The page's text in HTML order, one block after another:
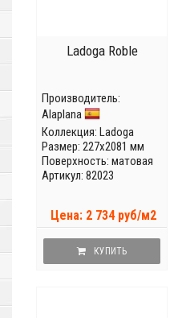
Ladoga Roble
Производитель:
Alaplana
Коллекция: Ladoga
Размер: 227x2081 мм
Поверхность: матовая
Артикул: 82023
Цена: 2 734 руб/м2
КУПИТЬ